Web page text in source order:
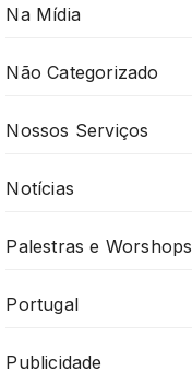
Na Mídia
Não Categorizado
Nossos Serviços
Notícias
Palestras e Worshops
Portugal
Publicidade